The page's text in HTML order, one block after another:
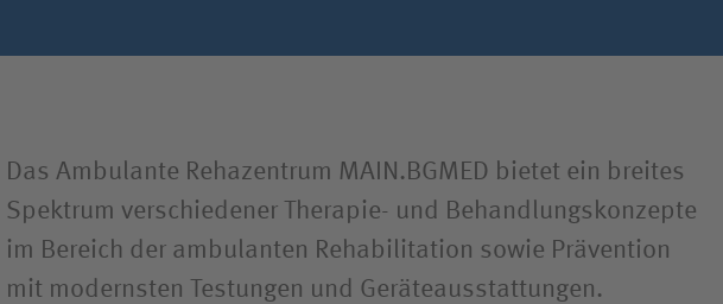
Das Ambulante Rehazentrum MAIN.BGMED bietet ein breites
Spektrum verschiedener Therapie- und Behandlungs­konzepte
im Bereich der ambulanten Reha­bilitation sowie Prävention
mit modernsten Testungen und Geräte­ausstattungen.